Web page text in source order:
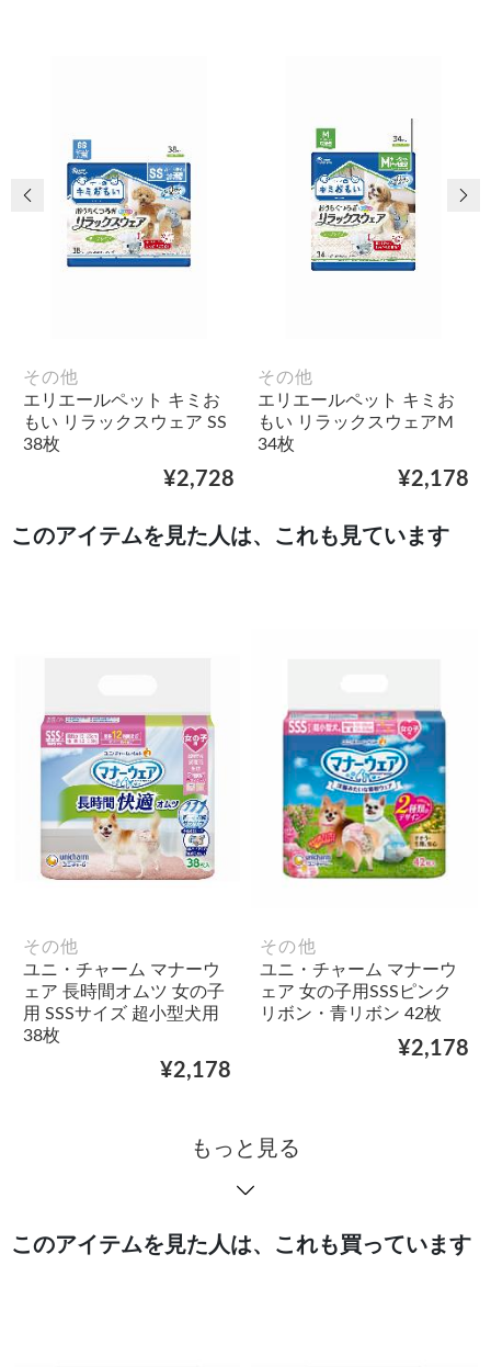
その他
エリエールペット キミお
もい リラックスウェア SS
38枚
¥2,728
その他
エリエールペット キミお
もい リラックスウェアM
34枚
¥2,178
前の画像 次
このアイテムを見た人は、これも見ています
その他
ユニ・チャーム マナーウ
ェア 長時間オムツ 女の子
用 SSSサイズ 超小型犬用
38枚
¥2,178
その他
ユニ・チャーム マナーウ
ェア 女の子用SSSピンク
リボン・青リボン 42枚
¥2,178
もっと見る
このアイテムを見た人は、これも買っています